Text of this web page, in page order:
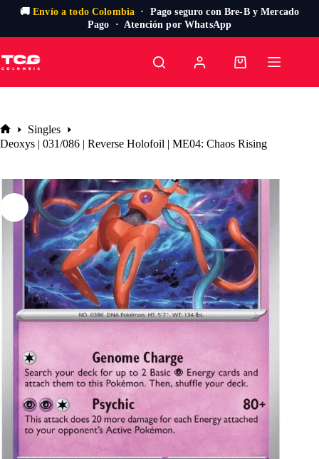
🚚Envío a todo Colombia · Pago seguro con Bre-B y Mercado
Pago · Atención por WhatsApp
al
contenido
Carro
Inicio
Singles
Deoxys | 031/086 | Reverse Holofoil | ME04: Chaos Rising